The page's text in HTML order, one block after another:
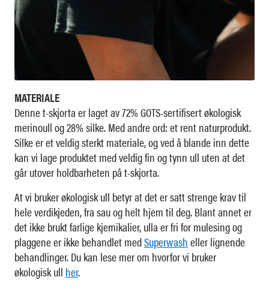
MATERIALE
Denne t-skjorta er laget av 72% GOTS-sertifisert økologisk
merinoull og 28% silke. Med andre ord: et rent naturprodukt.
Silke er et veldig sterkt materiale, og ved å blande inn dette
kan vi lage produktet med veldig fin og tynn ull uten at det
går utover holdbarheten på t-skjorta.
At vi bruker økologisk ull betyr at det er satt strenge krav til
hele verdikjeden, fra sau og helt hjem til deg. Blant annet er
det ikke brukt farlige kjemikalier, ulla er fri for mulesing og
plaggene er ikke behandlet medSuperwasheller lignende
behandlinger. Du kan lese mer om hvorfor vi bruker
økologisk ull her.